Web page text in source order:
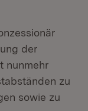
der
nunmehr
zu
sowie zu